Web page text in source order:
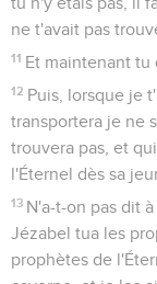
ne t'avait pas
11 Et maintenant tu
12 Puis, lorsque je
transportera je ne
trouvera pas, et
l'Éternel dès sa
13 N'a-t-on pas dit
Jézabel tua les
prophètes de